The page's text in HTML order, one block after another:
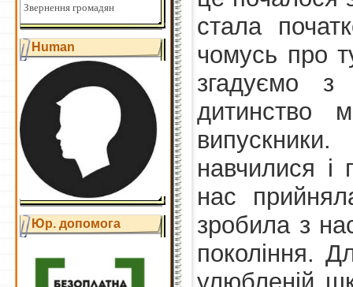
Звернення громадян
Human
Юр. допомога
стала
чомусь про
згадуємо
дитинство
навчилися і
нас
зробила з
покоління.